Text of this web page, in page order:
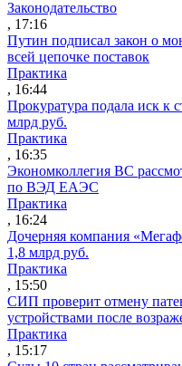
Законодательство
, 17:16
Путин подписал закон о
всей цепочке поставок
Практика
, 16:44
Прокуратура подала иск к
млрд руб.
Практика
, 16:35
Экономколлегия ВС
по ВЭД ЕАЭС
Практика
, 16:24
Дочерняя компания
1,8 млрд руб.
Практика
, 15:50
СИП проверит отмену
устройствами после
Практика
, 15:17